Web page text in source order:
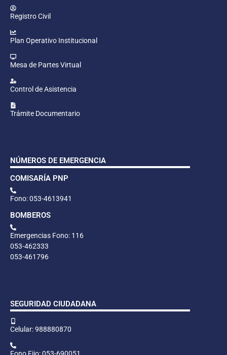
Registro Civil
Plan Operativo Institucional
Mesa de Partes Virtual
Control de Asistencia
Trámite Documentario
NÚMEROS DE EMERGENCIA
COMISARÍA PNP
Fono: 053-4613941
BOMBEROS
Emergencias Fono: 116
053-462333
053-461796
SEGURIDAD CIUDADANA
Celular: 988880870
Fono Fijo: 053-690051